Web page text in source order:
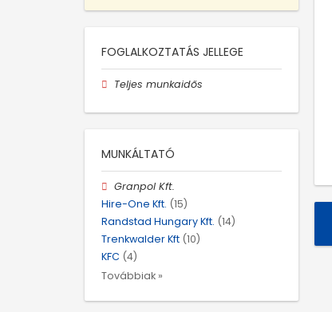
FOGLALKOZTATÁS JELLEGE
Teljes munkaidős
MUNKÁLTATÓ
Granpol Kft.
Hire-One Kft. (15)
Randstad Hungary Kft. (14)
Trenkwalder Kft (10)
KFC (4)
Továbbiak »